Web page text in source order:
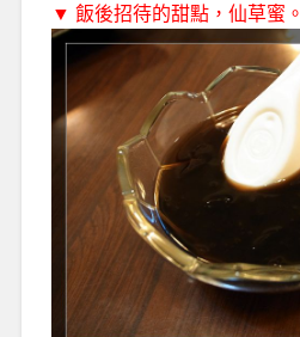
▼ 飯後招待的甜點，仙草蜜。